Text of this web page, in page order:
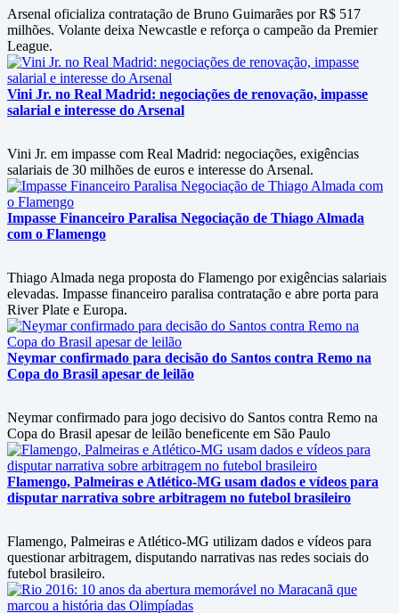
Arsenal oficializa contratação de Bruno Guimarães por R$ 517
milhões. Volante deixa Newcastle e reforça o campeão da Premier
League.
Vini Jr. no Real Madrid: negociações de renovação, impasse
salarial e interesse do Arsenal
Vini Jr. em impasse com Real Madrid: negociações, exigências
salariais de 30 milhões de euros e interesse do Arsenal.
Impasse Financeiro Paralisa Negociação de Thiago Almada
com o Flamengo
Thiago Almada nega proposta do Flamengo por exigências salariais
elevadas. Impasse financeiro paralisa contratação e abre porta para
River Plate e Europa.
Neymar confirmado para decisão do Santos contra Remo na
Copa do Brasil apesar de leilão
Neymar confirmado para jogo decisivo do Santos contra Remo na
Copa do Brasil apesar de leilão beneficente em São Paulo
Flamengo, Palmeiras e Atlético-MG usam dados e vídeos para
disputar narrativa sobre arbitragem no futebol brasileiro
Flamengo, Palmeiras e Atlético-MG utilizam dados e vídeos para
questionar arbitragem, disputando narrativas nas redes sociais do
futebol brasileiro.